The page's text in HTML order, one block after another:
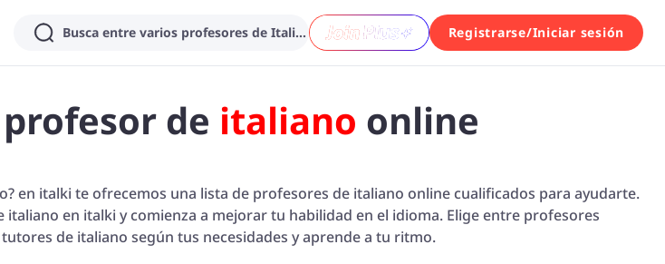
Busca entre varios profesores de Italiano... Registrarse/Iniciar sesión
de italiano online
en italki te ofrecemos una lista de profesores de italiano online cualificados para ayudarte.
en italki y comienza a mejorar tu habilidad en el idioma. Elige entre profesores
de italiano según tus necesidades y aprende a tu ritmo.